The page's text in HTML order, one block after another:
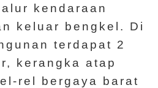
kendaraan
keluar bengkel. Di
terdapat 2
kerangka atap
rel bergaya barat